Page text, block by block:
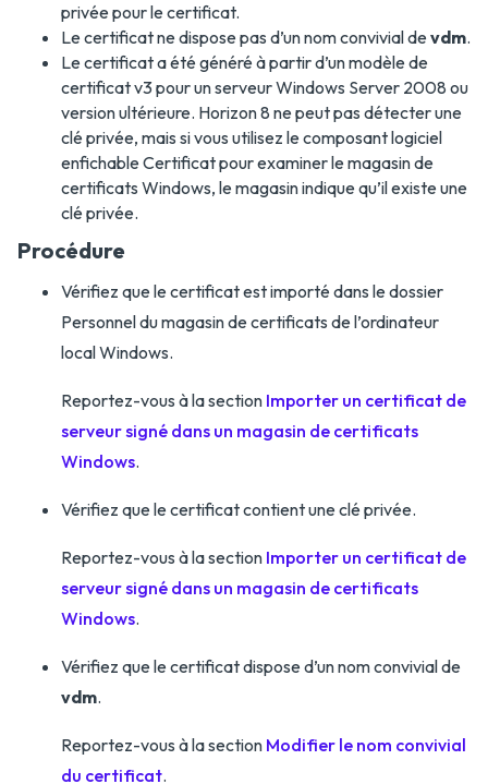
privée pour le certificat.
Le certificat ne dispose pas d’un nom convivial devdm.
Le certificat a été généré à partir d’un modèle de
certificat v3 pour un serveur Windows Server 2008 ou
version ultérieure. Horizon 8 ne peut pas détecter une
clé privée, mais si vous utilisez le composant logiciel
enfichable Certificat pour examiner le magasin de
certificats Windows, le magasin indique qu’il existe une
clé privée.
Procédure
Vérifiez que le certificat est importé dans le dossier
Personnel du magasin de certificats de l’ordinateur
local Windows.
Reportez-vous à la section Importer un certificat de
serveur signé dans un magasin de certificats
Windows.
Vérifiez que le certificat contient une clé privée.
Reportez-vous à la section Importer un certificat de
serveur signé dans un magasin de certificats
Windows.
Vérifiez que le certificat dispose d’un nom convivial de
vdm.
Reportez-vous à la section Modifier le nom convivial
du certificat.